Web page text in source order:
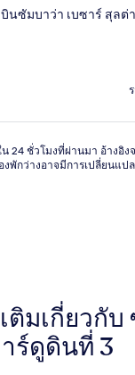
บินซัมบาว่า เบซาร์ สุล
ชั่วโมงที่ผ่านมา อ้างอิงจ
พักว่างอาจมีการเปลี่ยนแป
ติมเกี่ยวกั
ร์ดูดินที่ 3